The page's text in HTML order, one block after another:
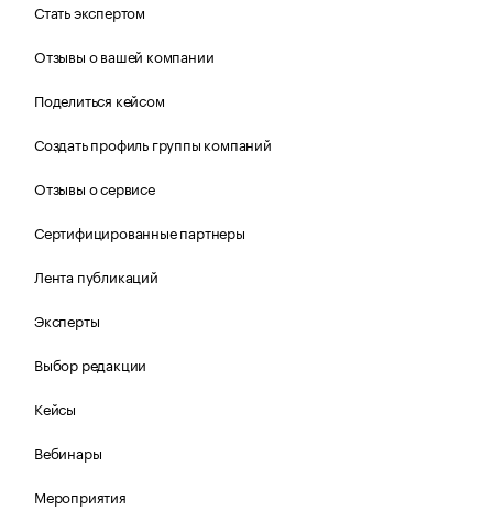
Стать экспертом
Отзывы о вашей компании
Поделиться кейсом
Создать профиль группы компаний
Отзывы о сервисе
Сертифицированные партнеры
Лента публикаций
Эксперты
Выбор редакции
Кейсы
Вебинары
Мероприятия